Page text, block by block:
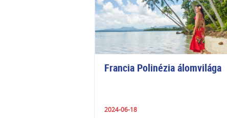
Francia Polinézia álomvilága
2024-06-18